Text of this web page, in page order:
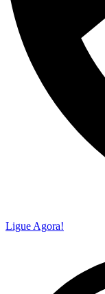
Ligue Agora!